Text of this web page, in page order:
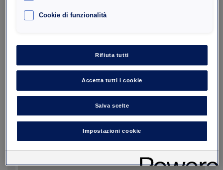
Prenota
Cookie di funzionalità
Rifiuta tutti
Accetta tutti i cookie
Salva scelte
Impostazioni cookie